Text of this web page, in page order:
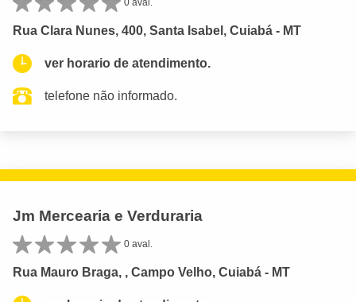
0 aval.
Rua Clara Nunes, 400, Santa Isabel, Cuiabá - MT
ver horario de atendimento.
telefone não informado.
Jm Mercearia e Verduraria
0 aval.
Rua Mauro Braga, , Campo Velho, Cuiabá - MT